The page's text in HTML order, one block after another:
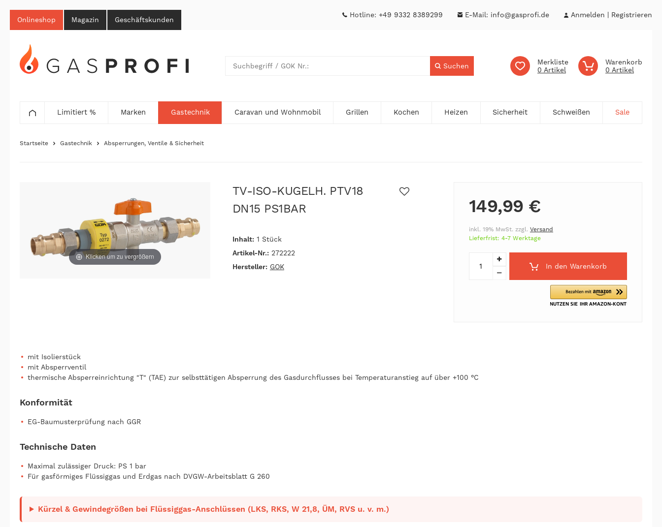
Onlineshop Magazin Geschäftskunden
Hotline: +49 9332 8389299 E-Mail: info@gasprofi.de Anmelden Registrieren
Merkliste
0
Warenkorb
0
Suchen
Limitiert % Marken Gastechnik Caravan und Wohnmobil Grillen Kochen Heizen Sicherheit Schweißen Sale
Startseite Gastechnik Absperrungen, Ventile & Sicherheit
Klicken um zu vergrößern
TV-ISO-KUGELH. PTV18
DN15 PS1BAR
Inhalt:1 Stück
Artikel-Nr.:272222
Hersteller: GOK
149,99 €
In den Warenkorb
inkl. 19% MwSt. zzgl. Versand
Lieferfrist: 4-7 Werktage
mit Isolierstück
mit Absperrventil
thermische Absperreinrichtung "T" (TAE) zur selbsttätigen Absperrung des Gasdurchflusses bei Temperaturanstieg auf über +100 °C
Konformität
EG-Baumusterprüfung nach GGR
Technische Daten
Maximal zulässiger Druck: PS 1 bar
Für gasförmiges Flüssiggas und Erdgas nach DVGW-Arbeitsblatt G 260
Kürzel & Gewindegrößen bei Flüssiggas-Anschlüssen (LKS, RKS, W 21,8, ÜM, RVS u. v. m.)